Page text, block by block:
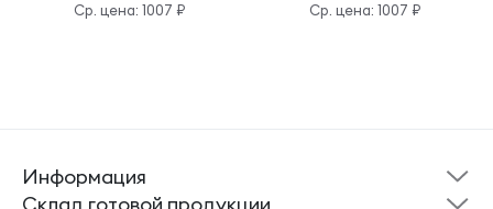
Cр. цена: 1007 ₽ Cр. цена: 1007 ₽
Информация
Склад готовой
продукции